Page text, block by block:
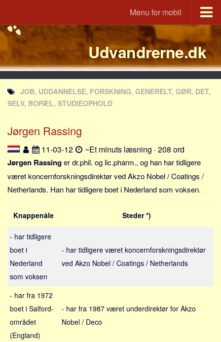
Menu for mobil
Portal
Udvandrerne.dk
Utvandrerne.no
Utvandrarna.se
Tyskland.dk
Rusland.dk
JLKM.dk
Lande
Tyrkiet
Spanien
Sverige
Norge
Thailand
Grækenland
Nøgleord
Udvandrerne.dk
JOB, UDDANNELSE, FORSKNING, GENERELT, GØR, DET,
SELV, BOPÆL, STUDIEOPHOLD
Jørgen Rassing
11-03-12 ~Et minuts læsning · 208 ord
Jørgen Rassinger dr.phil. og lic.pharm., og han har tidligere
været koncernforskningsdirektør ved Akzo Nobel / Coatings /
Netherlands. Han har tidligere boet i Nederland som voksen.
Knappenåle Steder *)
- har tidligere
boet i
Nederland
som voksen
- har tidligere været koncernforskningsdirektør
ved Akzo Nobel / Coatings / Netherlands
- har fra 1972
boet i Salford-
området
(England)
- har fra 1987 været underdirektør for Akzo
Nobel / Deco